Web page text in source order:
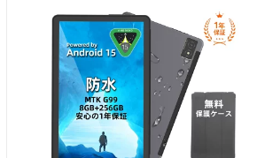
監視 着信通知 音楽再生